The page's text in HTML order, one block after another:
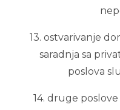
13. ostvarivanje
saradnja sa
poslova
14. druge